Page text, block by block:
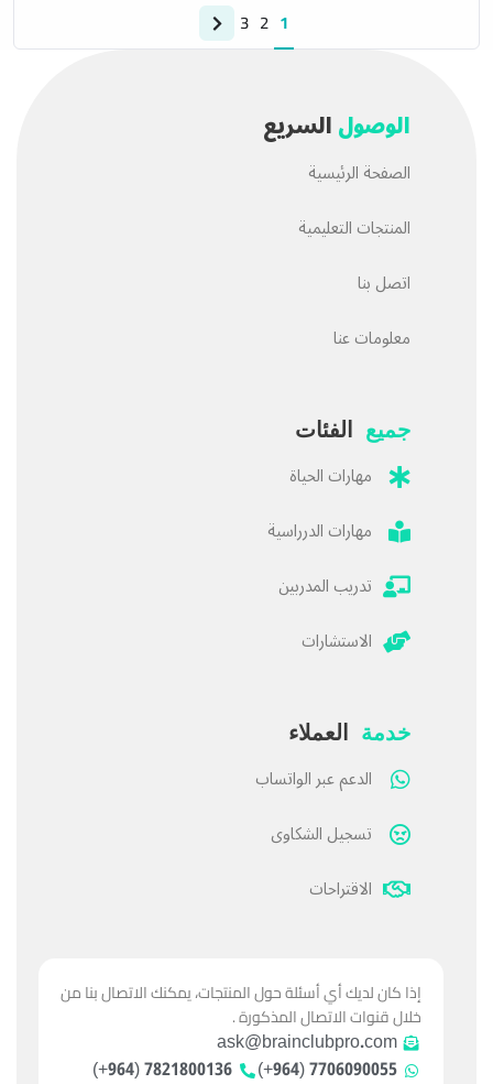
1
2
3
الوصولالسريع
الصفحة الرئيسية
المنتجات التعليمية
اتصل بنا
معلومات عنا
جميع الفئات
مهارات الحياة
مهارات الدرراسية
تدريب المدربين
الاستشارات
خدمة العملاء
الدعم عبر الواتساب
تسجيل الشكاوى
الاقتراحات
إذا كان لديك أي أسئلة حول المنتجات، يمكنك الاتصال بنا من
خلال قنوات الاتصال المذكورة .
ask@brainclubpro.com
7706090055 (964+)
7821800136 (964+)